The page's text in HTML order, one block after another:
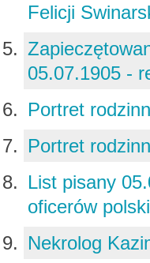
Felicji
05.07.1905 -
Portret
Portret
List pisany
oficerów
Nekrolog